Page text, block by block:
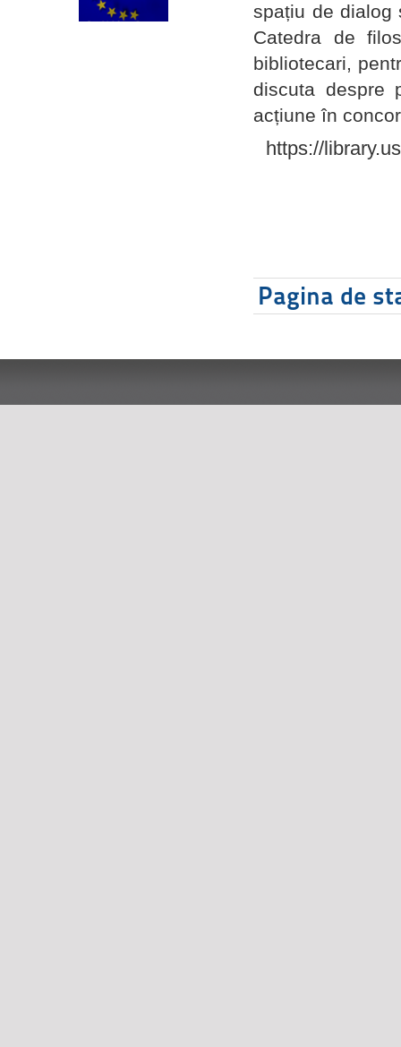
spațiu de dialog
Catedra de
bibliotecari,
discuta despre
acțiune în
https://
Pagina de